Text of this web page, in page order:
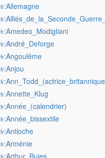
:Allemagne
:Amedeo_Modigliani
:André_Deforge
:Angoulême
:Anjou
:Annette_Klug
:Année_(calendrier)
:Année_bissextile
:Antioche
:Arménie
:Arthur_Buies